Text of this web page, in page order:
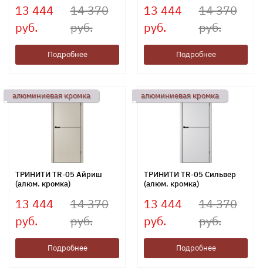
13 444
руб.
14 370
руб.
Подробнее
13 444
руб.
14 370
руб.
Подробнее
алюминиевая кромка
ТРИНИТИ TR-05 Айриш
(алюм. кромка)
13 444
руб.
14 370
руб.
Подробнее
алюминиевая кромка
ТРИНИТИ TR-05 Сильвер
(алюм. кромка)
13 444
руб.
14 370
руб.
Подробнее